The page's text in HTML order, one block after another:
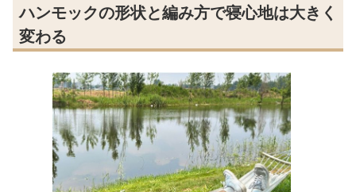
ハンモックの形状と編み方で寝心地は大きく
変わる